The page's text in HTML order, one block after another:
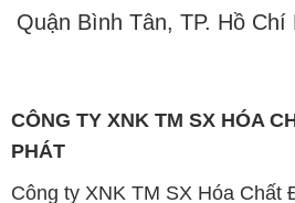
Quận Bình Tân, TP. Hồ Chí
CÔNG TY XNK TM SX HÓA
PHÁT
Công ty XNK TM SX Hóa Chất